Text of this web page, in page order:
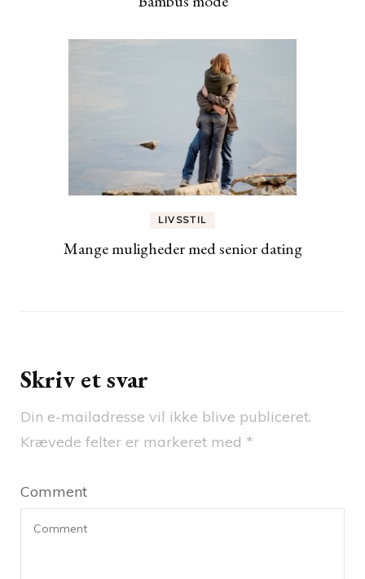
LIVSSTIL
Mange muligheder med senior dating
Skriv et svar
Din e-mailadresse vil ikke blive publiceret.
Krævede felter er markeret med *
Comment